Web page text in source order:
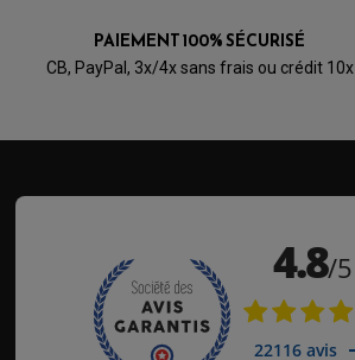
PAIEMENT 100% SÉCURISÉ
CB, PayPal, 3x/4x sans frais ou crédit 10x